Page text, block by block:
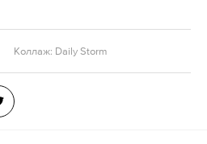
Коллаж: Daily Storm